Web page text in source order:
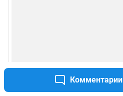
Комментарии